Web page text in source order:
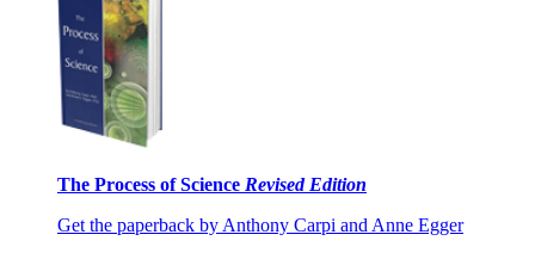
The Process of Science Revised Edition
Get the paperback by Anthony Carpi and Anne Egger